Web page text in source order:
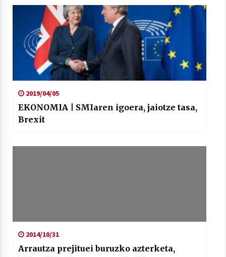
2019/04/05
EKONOMIA | SMIaren igoera, jaiotze tasa,
Brexit
2014/10/31
Arrautza prejituei buruzko azterketa,